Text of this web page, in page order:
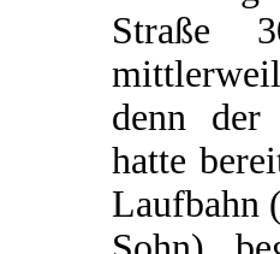
Straße
denn
hatte
Laufbahn